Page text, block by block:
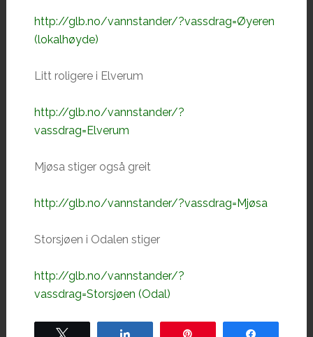
http://glb.no/vannstander/?vassdrag=Øyeren
(lokalhøyde)
Litt roligere i Elverum
http://glb.no/vannstander/?
vassdrag=Elverum
Mjøsa stiger også greit
http://glb.no/vannstander/?vassdrag=Mjøsa
Storsjøen i Odalen stiger
http://glb.no/vannstander/?
vassdrag=Storsjøen (Odal)